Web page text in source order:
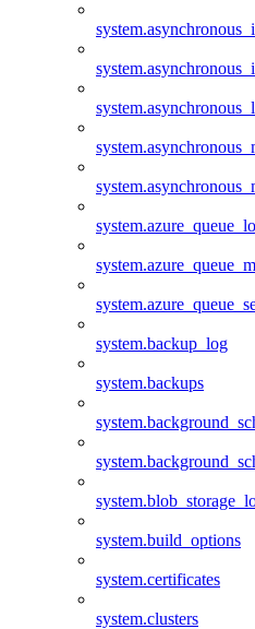
system.backup_log
system.backups
system.build_options
system.certificates
system.clusters